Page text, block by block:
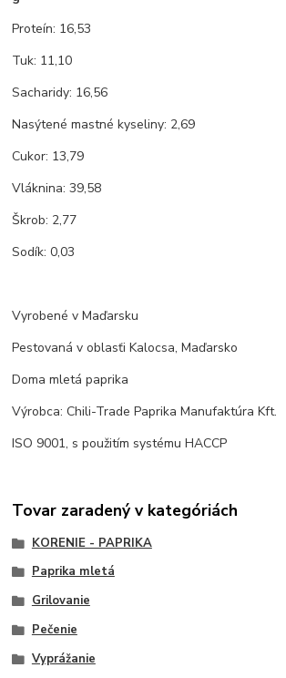
Proteín: 16,53
Tuk: 11,10
Sacharidy: 16,56
Nasýtené mastné kyseliny: 2,69
Cukor: 13,79
Vláknina: 39,58
Škrob: 2,77
Sodík: 0,03
Vyrobené v Maďarsku
Pestovaná v oblasťi Kalocsa, Maďarsko
Doma mletá paprika
Výrobca: Chili-Trade Paprika Manufaktúra Kft.
ISO 9001, s použitím systému HACCP
Tovar zaradený v kategóriách
KORENIE - PAPRIKA
Paprika mletá
Grilovanie
Pečenie
Vyprážanie